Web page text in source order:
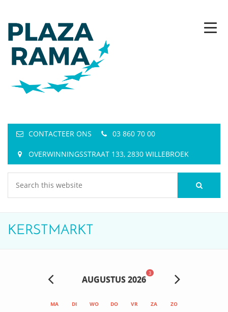
CONTACTEER ONS 03 860 70 00
OVERWINNINGSSTRAAT 133, 2830 WILLEBROEK
KERSTMARKT
AUGUSTUS 2026
3
MA DI WO DO VR ZA ZO